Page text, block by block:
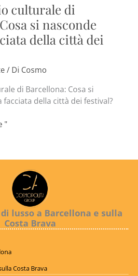
culturale di
si nasconde
della città dei
/ Di Cosmo
di Barcellona: Cosa si
della città dei festival?
"
lusso a Barcellona e sulla
Costa Brava
Costa Brava